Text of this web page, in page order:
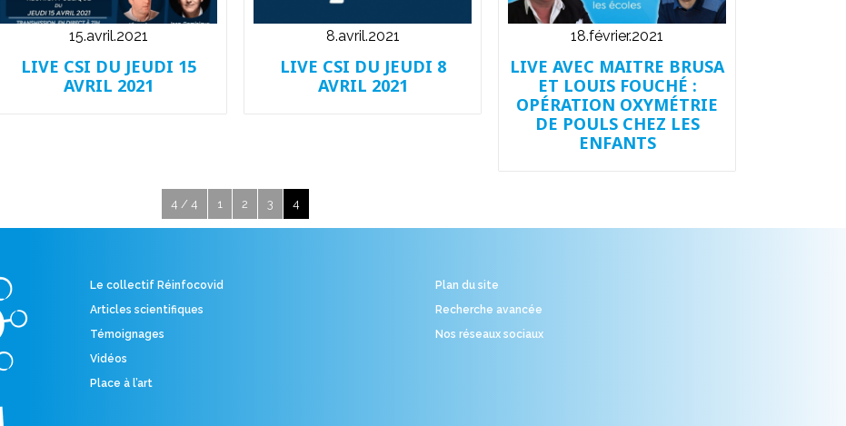
15.avril.2021
LIVE CSI DU JEUDI 15
AVRIL 2021
8.avril.2021
LIVE CSI DU JEUDI 8
AVRIL 2021
18.février.2021
LIVE AVEC MAITRE BRUSA
ET LOUIS FOUCHÉ :
OPÉRATION OXYMÉTRIE
DE POULS CHEZ LES
ENFANTS
4 / 4 1 2 3 4
Le collectif Réinfocovid
Articles scientifiques
Témoignages
Vidéos
Place à l’art
Plan du site
Recherche avancée
Nos réseaux sociaux